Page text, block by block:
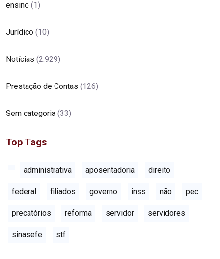
ensino (1)
Jurídico (10)
Notícias (2.929)
Prestação de Contas (126)
Sem categoria (33)
Top Tags
administrativa aposentadoria direito
federal filiados governo inss não pec
precatórios reforma servidor servidores
sinasefe stf